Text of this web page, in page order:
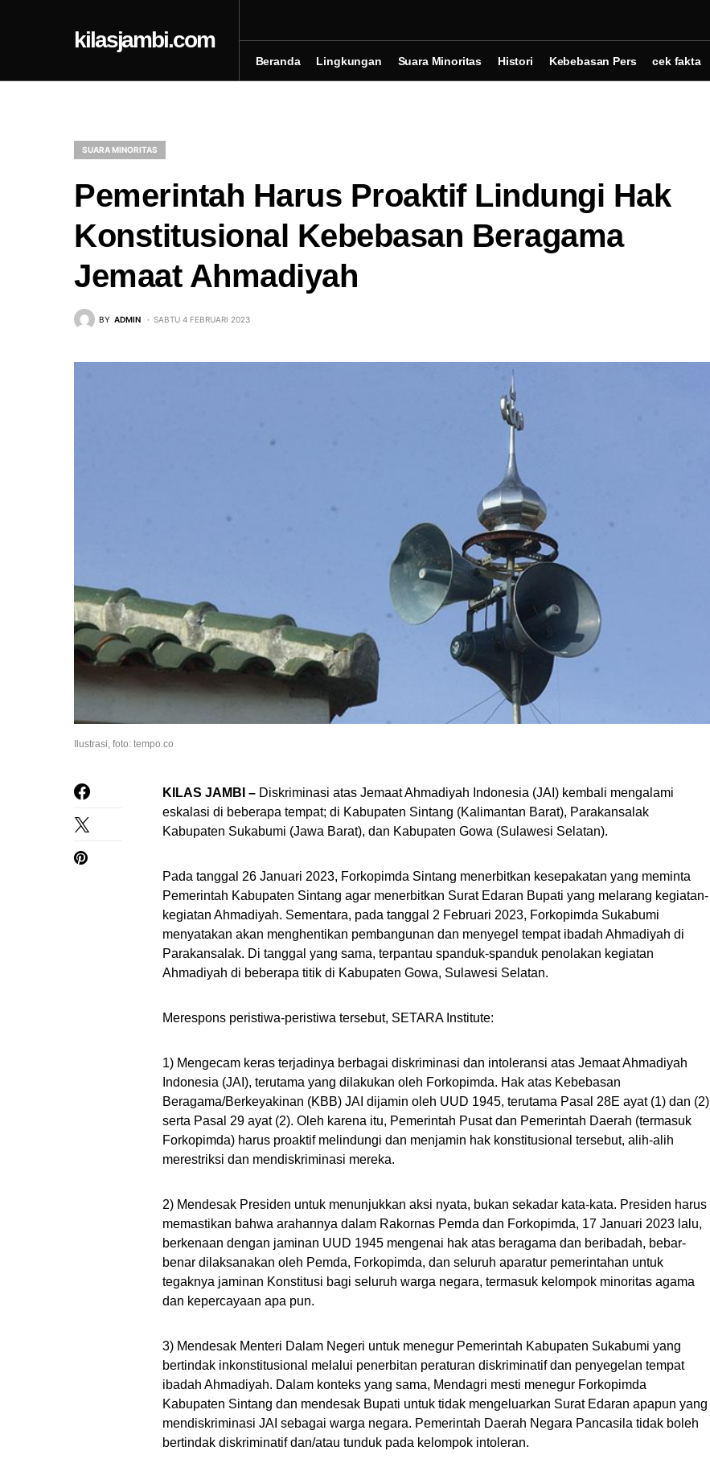
kilasjambi.com
Beranda Lingkungan Suara Minoritas Histori Kebebasan Pers cek fakta
SUARA MINORITAS
Pemerintah Harus Proaktif Lindungi Hak
Konstitusional Kebebasan Beragama
Jemaat Ahmadiyah
BY ADMIN SABTU 4 FEBRUARI 2023
Ilustrasi, foto: tempo.co
KILAS JAMBI – Diskriminasi atas Jemaat Ahmadiyah Indonesia (JAI) kembali mengalami
eskalasi di beberapa tempat; di Kabupaten Sintang (Kalimantan Barat), Parakansalak
Kabupaten Sukabumi (Jawa Barat), dan Kabupaten Gowa (Sulawesi Selatan).
Pada tanggal 26 Januari 2023, Forkopimda Sintang menerbitkan kesepakatan yang meminta
Pemerintah Kabupaten Sintang agar menerbitkan Surat Edaran Bupati yang melarang kegiatan-
kegiatan Ahmadiyah. Sementara, pada tanggal 2 Februari 2023, Forkopimda Sukabumi
menyatakan akan menghentikan pembangunan dan menyegel tempat ibadah Ahmadiyah di
Parakansalak. Di tanggal yang sama, terpantau spanduk-spanduk penolakan kegiatan
Ahmadiyah di beberapa titik di Kabupaten Gowa, Sulawesi Selatan.
Merespons peristiwa-peristiwa tersebut, SETARA Institute:
1) Mengecam keras terjadinya berbagai diskriminasi dan intoleransi atas Jemaat Ahmadiyah
Indonesia (JAI), terutama yang dilakukan oleh Forkopimda. Hak atas Kebebasan
Beragama/Berkeyakinan (KBB) JAI dijamin oleh UUD 1945, terutama Pasal 28E ayat (1) dan (2)
serta Pasal 29 ayat (2). Oleh karena itu, Pemerintah Pusat dan Pemerintah Daerah (termasuk
Forkopimda) harus proaktif melindungi dan menjamin hak konstitusional tersebut, alih-alih
merestriksi dan mendiskriminasi mereka.
2) Mendesak Presiden untuk menunjukkan aksi nyata, bukan sekadar kata-kata. Presiden harus
memastikan bahwa arahannya dalam Rakornas Pemda dan Forkopimda, 17 Januari 2023 lalu,
berkenaan dengan jaminan UUD 1945 mengenai hak atas beragama dan beribadah, bebar-
benar dilaksanakan oleh Pemda, Forkopimda, dan seluruh aparatur pemerintahan untuk
tegaknya jaminan Konstitusi bagi seluruh warga negara, termasuk kelompok minoritas agama
dan kepercayaan apa pun.
3) Mendesak Menteri Dalam Negeri untuk menegur Pemerintah Kabupaten Sukabumi yang
bertindak inkonstitusional melalui penerbitan peraturan diskriminatif dan penyegelan tempat
ibadah Ahmadiyah. Dalam konteks yang sama, Mendagri mesti menegur Forkopimda
Kabupaten Sintang dan mendesak Bupati untuk tidak mengeluarkan Surat Edaran apapun yang
mendiskriminasi JAI sebagai warga negara. Pemerintah Daerah Negara Pancasila tidak boleh
bertindak diskriminatif dan/atau tunduk pada kelompok intoleran.